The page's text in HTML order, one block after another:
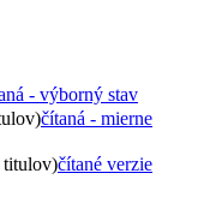
- výborný stav
čítaná - mierne
titulov)čítané verzie